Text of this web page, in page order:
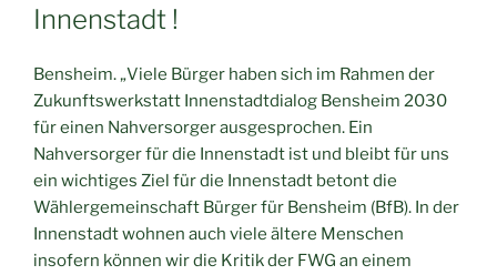
Innenstadt !
Bensheim. „Viele Bürger haben sich im Rahmen der
Zukunftswerkstatt Innenstadtdialog Bensheim 2030
für einen Nahversorger ausgesprochen. Ein
Nahversorger für die Innenstadt ist und bleibt für uns
ein wichtiges Ziel für die Innenstadt betont die
Wählergemeinschaft Bürger für Bensheim (BfB). In der
Innenstadt wohnen auch viele ältere Menschen
insofern können wir die Kritik der FWG an einem